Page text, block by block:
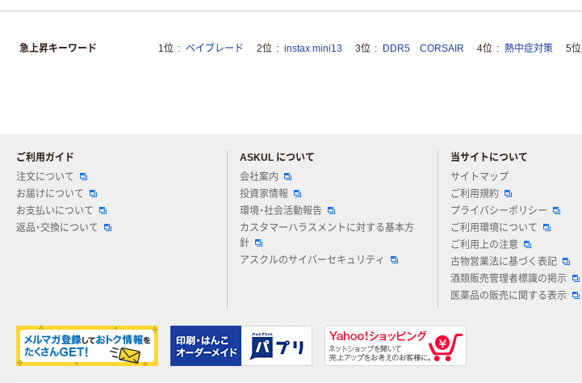
急上昇キーワード 1位 ベイブレード 2位 instax mini13 3位 DDR5 CORSAIR 4位 熱中症対策 5位
ご利用ガイド
注文について
お届けについて
お支払いについて
返品・交換について
ASKUL について
会社案内
投資家情報
環境・社会活動報告
カスタマーハラスメントに対する基本方
針
アスクルのサイバーセキュリティ
当サイトについて
サイトマップ
ご利用規約
プライバシーポリシー
ご利用環境について
ご利用上の注意
古物営業法に基づく表記
酒類販売管理者標識の掲示
医薬品の販売に関する表示